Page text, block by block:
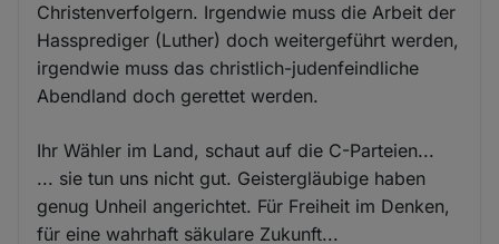
Christenverfolgern. Irgendwie muss die Arbeit der
Hassprediger (Luther) doch weitergeführt werden,
irgendwie muss das christlich-judenfeindliche
Abendland doch gerettet werden.
Ihr Wähler im Land, schaut auf die C-Parteien...
... sie tun uns nicht gut. Geistergläubige haben
genug Unheil angerichtet. Für Freiheit im Denken,
für eine wahrhaft säkulare Zukunft...